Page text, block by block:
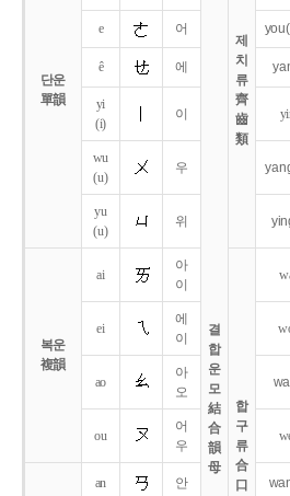
단운
單韻
결
합
운
모
結
合
韻
母
제
치
류
齊
齒
類
e 어 you
ê 에
yi
(i)
이
wu
(u)
우
yu
(u)
위
복운
複韻
ai
아
이
합
구
류
合
口
ei
에
이
ao
아
오
ou
어
우
an 안